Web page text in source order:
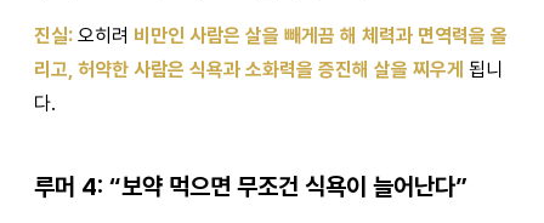
진실: 오히려 비만인 사람은 살을 빼게끔 해 체력과 면역력을 올
리고, 허약한 사람은 식욕과 소화력을 증진해 살을 찌우게 됩니
다.
루머 4: “보약 먹으면 무조건 식욕이 늘어난다”